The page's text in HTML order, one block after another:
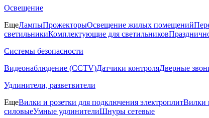
Освещение
ЕщеЛампыПрожекторыОсвещение жилых помещений
светильникиКомплектующие для светильников
Системы безопасности
Видеонаблюдение (CCTV)Датчики контроляДверные
Удлинители, разветвители
ЕщеВилки и розетки для подключения электроплитВилки
силовыеУмные удлинителиШнуры сетевые